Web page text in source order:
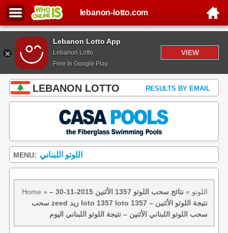
Lebanon Lotto App
Lebanon Lotto
Free In Google Play
VIEW
lebanon-lotto.com
LEBANON LOTTO RESULTS BY EMAIL
MENU: اللوتو اللبناني
Home » اللوتو »
نتائج سحب اللوتو 1357 الأثنين 2015-11-30 –
سحب zeed زيد loto 1357 loto 1357 نتيجة اللوتو الأثنين –
سحب اللوتو اللبناني الأثنين – نتيجة اللوتو اللبناني اليوم